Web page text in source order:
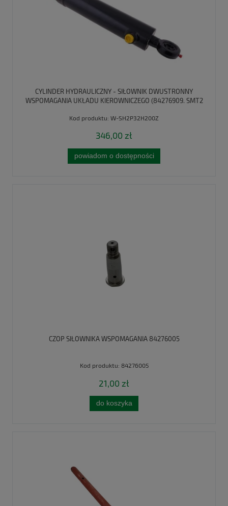
CYLINDER HYDRAULICZNY - SIŁOWNIK DWUSTRONNY
WSPOMAGANIA UKŁADU KIEROWNICZEGO (84276909. SMT2
Kod produktu: W-SH2P32H200Z
346,00 zł
powiadom o dostępności
CZOP SIŁOWNIKA WSPOMAGANIA 84276005
Kod produktu: 84276005
21,00 zł
do koszyka